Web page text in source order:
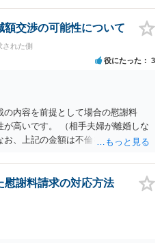
分割払いになる可能性はあります
場合は、強制執行により不動産等
債権回収が図られることになりま
可能ですので、その場合は分割払
。 ⑤ このような事情であれば、私
きでしょうか。 ⇒ご相談者様の認
めて返済する必要はないと考えら
渉を続けることがベターかと存じ
ません。そのため、追加費用が発
と弁護士の説明を確認した方がよ
、契約内容次第です。通常は、実際
生する契約が多いと思われます
「和解成立時」など、回収前に報
性もあります。 依頼している弁護
約内で対応してもらえるのか、追
に成功報酬が発生するのか、非免
を確認されるとよいと思います。
交渉の可能性について
された側
役にたった 3
の内容を前提として場合の慰謝料
高いです。 （相手夫婦が離婚しな
、上記の金額は不倫をした２名が
きることになります。 その求償権
０万円から８０万円程度になるこ
ませんので、減額してでも求償権
とになります。） ５年後に離婚す
が出る可能性はないと考えます。
費用は、ご依頼になる弁護士によ
慰謝料請求の対応方法